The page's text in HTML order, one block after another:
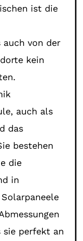
ist die
auch von der
kein
auch als
das
bestehen
die
in
sie perfekt an